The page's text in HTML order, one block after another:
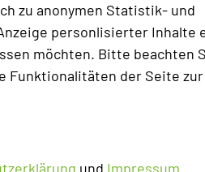
zu anonymen Statistik- und
personlisierter Inhalte
möchten. Bitte beachten
Funktionalitäten der Seite zur
und Impressum.
Seminar,